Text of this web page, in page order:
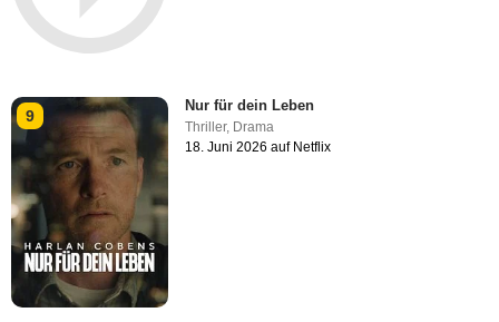
9
Nur für dein Leben
Thriller, Drama
18. Juni 2026 auf Netflix